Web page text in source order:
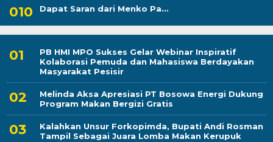
Dapat Saran dari Menko Pa...
PB HMI MPO Sukses Gelar Webinar Inspiratif
Kolaborasi Pemuda dan Mahasiswa Berdayakan
Masyarakat Pesisir
Melinda Aksa Apresiasi PT Bosowa Energi Dukung
Program Makan Bergizi Gratis
Kalahkan Unsur Forkopimda, Bupati Andi Rosman
Tampil Sebagai Juara Lomba Makan Kerupuk